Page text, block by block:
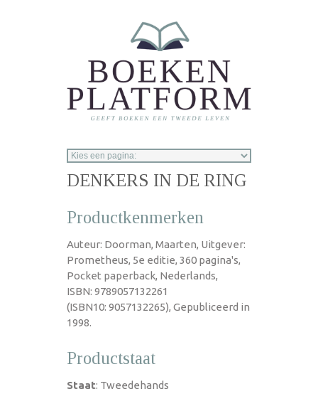
DENKERS IN DE RING
Productkenmerken
Auteur: Doorman, Maarten, Uitgever:
Prometheus, 5e editie, 360 pagina's,
Pocket paperback, Nederlands,
ISBN: 9789057132261
(ISBN10: 9057132265), Gepubliceerd in
1998.
Productstaat
Staat: Tweedehands